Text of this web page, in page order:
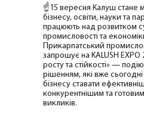
☝️15 вересня Калуш стане
бізнесу, освіти, науки та
працюють над розвитком
промисловості та
Прикарпатський
запрошує на KALUSH EXPO
росту та стійкості» —
рішенням, які вже
бізнесу ставати
конкурентнішим та
викликів.